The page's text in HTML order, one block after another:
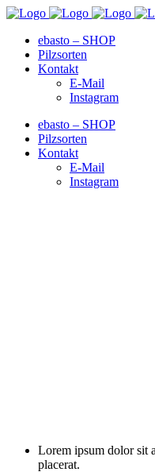
ebasto – SHOP
Pilzsorten
Kontakt
E-Mail
Instagram
ebasto – SHOP
Pilzsorten
Kontakt
E-Mail
Instagram
Lorem ipsum dolor sit
placerat.